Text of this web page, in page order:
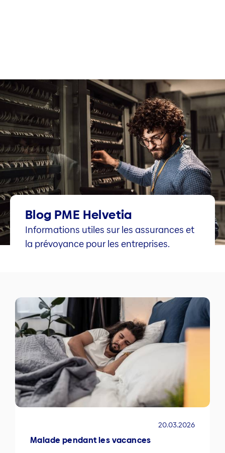
Blog PME Helvetia
Informations utiles sur les assurances et
la prévoyance pour les entreprises.
20.03.2026
Malade pendant les vacances